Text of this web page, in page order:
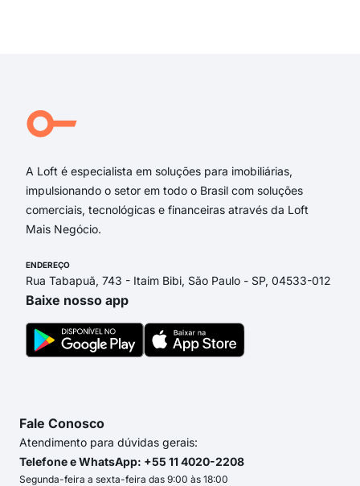
A Loft é especialista em soluções para imobiliárias,
impulsionando o setor em todo o Brasil com soluções
comerciais, tecnológicas e financeiras através da Loft
Mais Negócio.
ENDEREÇO
Rua Tabapuã, 743 - Itaim Bibi, São Paulo - SP, 04533-012
Baixe nosso app
Fale Conosco
Atendimento para dúvidas gerais:
Telefone e WhatsApp: +55 11 4020-2208
Segunda-feira a sexta-feira das 9:00 às 18:00